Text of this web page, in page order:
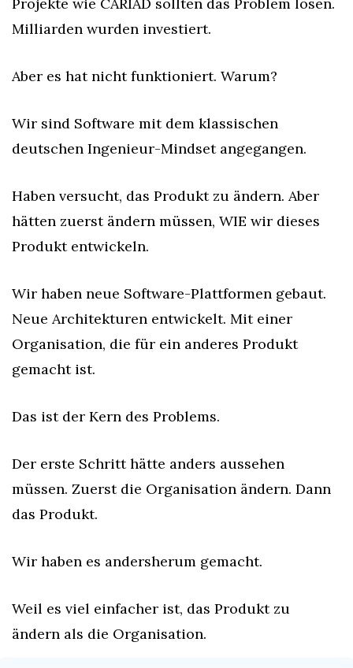
Milliarden wurden investiert.
Aber es hat nicht funktioniert. Warum?
Wir sind Software mit dem klassischen
deutschen Ingenieur-Mindset angegangen.
Haben versucht, das Produkt zu ändern. Aber
hätten zuerst ändern müssen, WIE wir dieses
Produkt entwickeln.
Wir haben neue Software-Plattformen gebaut.
Neue Architekturen entwickelt. Mit einer
Organisation, die für ein anderes Produkt
gemacht ist.
Das ist der Kern des Problems.
Der erste Schritt hätte anders aussehen
müssen. Zuerst die Organisation ändern. Dann
das Produkt.
Wir haben es andersherum gemacht.
Weil es viel einfacher ist, das Produkt zu
ändern als die Organisation.